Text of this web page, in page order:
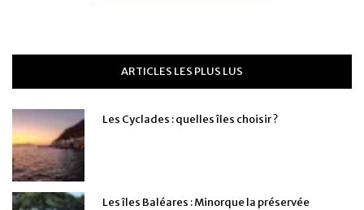
ARTICLES LES PLUS LUS
Les Cyclades : quelles îles choisir ?
Les îles Baléares : Minorque la préservée